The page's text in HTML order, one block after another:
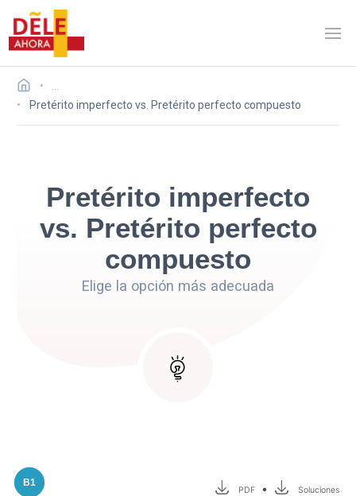
Pretérito imperfecto vs. Pretérito perfecto compuesto
Pretérito imperfecto
vs. Pretérito perfecto
compuesto
Elige la opción más adecuada
B1
PDF • Soluciones